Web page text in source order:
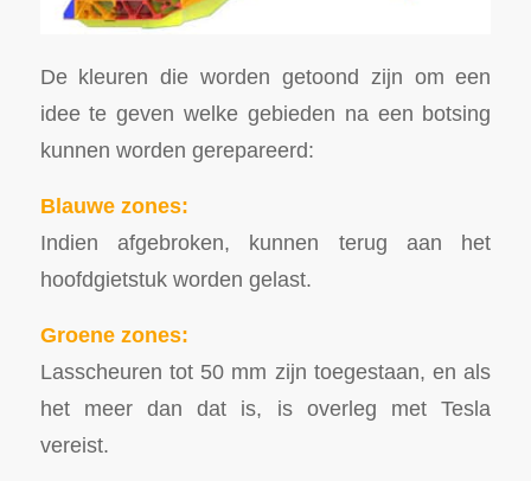
De kleuren die worden getoond zijn om een
idee te geven welke gebieden na een botsing
kunnen worden gerepareerd:
Blauwe zones:
Indien afgebroken, kunnen terug aan het
hoofdgietstuk worden gelast.
Groene zones:
Lasscheuren tot 50 mm zijn toegestaan, en als
het meer dan dat is, is overleg met Tesla
vereist.